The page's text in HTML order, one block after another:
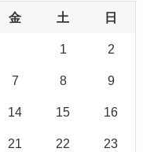
金 土 日
1 2
7 8 9
14 15 16
21 22 23